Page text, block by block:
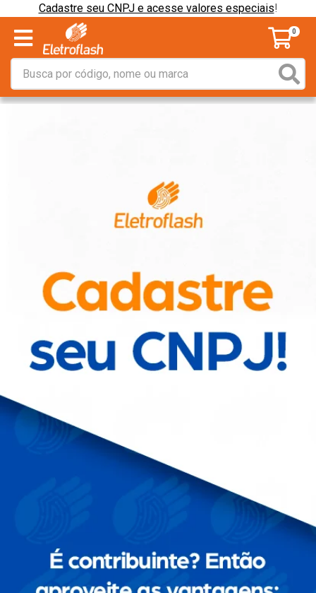
Cadastre seu CNPJ e acesse valores especiais!
0